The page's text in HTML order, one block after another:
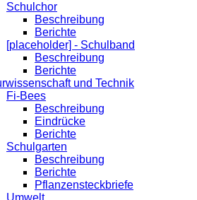
Schulchor
Beschreibung
Berichte
[placeholder] - Schulband
Beschreibung
Berichte
und Technik
Fi-Bees
Beschreibung
Eindrücke
Berichte
Schulgarten
Beschreibung
Berichte
Pflanzensteckbriefe
Umwelt